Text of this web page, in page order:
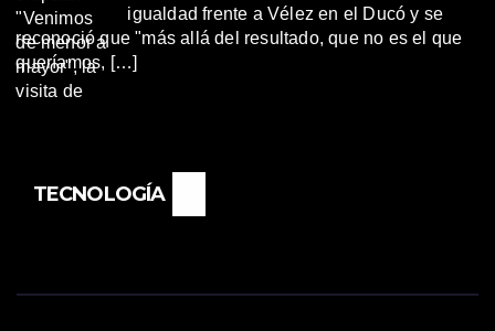
igualdad frente a Vélez en el Ducó y se
reconoció que "más allá del resultado, que no es el que
queríamos, […]
TECNOLOGÍA